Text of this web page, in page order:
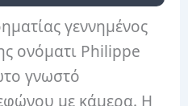
γεννημένος
ονόματι Philippe
γνωστό
με κάμερα. Η